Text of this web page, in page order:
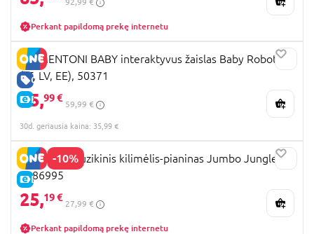
Perkant papildomą prekę internetu
GERA KAINA
E-KAINA
CLEMENTONI BABY interaktyvus žaislas Baby Robot
(LT, LV, EE), 50371
35,99 €
59,99 €
30d. geriausia kaina: 35,99 €
-10%
E-KAINA
PLAYGRO muzikinis kilimėlis-pianinas Jumbo Jungle,
0186995
25,19 €
27,99 €
Perkant papildomą prekę internetu